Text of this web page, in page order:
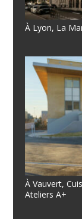
À Lyon, La
À Vauvert,
Ateliers A+